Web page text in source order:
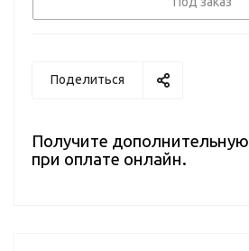
Поделиться
Получите дополнительную
при оплате онлайн.